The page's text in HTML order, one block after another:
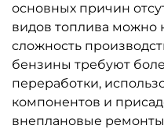
основных причин
видов топлива можно
сложность
бензины требуют
переработки,
компонентов и
внеплановые